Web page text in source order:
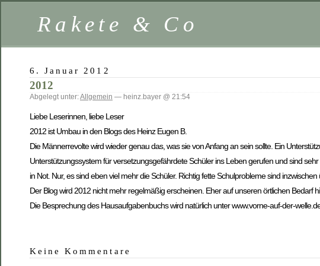
Rakete & Co
6. Januar 2012
2012
Abgelegt unter:Allgemein — heinz.bayer @ 21:54
Liebe Leserinnen, liebe Leser
2012 ist Umbau in den Blogs des Heinz Eugen B.
Die Männerrevolte wird wieder genau das, was sie von Anfang an sein sollte. Ein
Unterstützungssystem für versetzungsgefährdete Schüler ins Leben gerufen und sind
in Not. Nur, es sind eben viel mehr die Schüler. Richtig fette Schulprobleme sind
Der Blog wird 2012 nicht mehr regelmäßig erscheinen. Eher auf unseren örtlichen
Die Besprechung des Hausaufgabenbuchs wird natürlich unter www.vorne-auf-der-
Keine Kommentare